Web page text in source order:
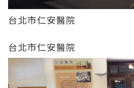
台北市仁安醫院
台北市仁安醫院